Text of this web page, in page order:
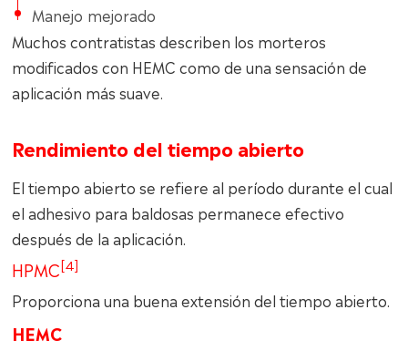
Manejo mejorado
Muchos contratistas describen los morteros
modificados con HEMC como de una sensación de
aplicación más suave.
Rendimiento del tiempo abierto
El tiempo abierto se refiere al período durante el cual
el adhesivo para baldosas permanece efectivo
después de la aplicación.
HPMC[4]
Proporciona una buena extensión del tiempo abierto.
HEMC